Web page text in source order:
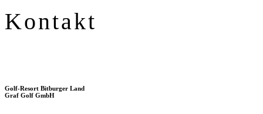
Kontakt
Golf-Resort Bitburger Land
Graf Golf GmbH